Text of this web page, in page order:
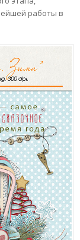
работы в